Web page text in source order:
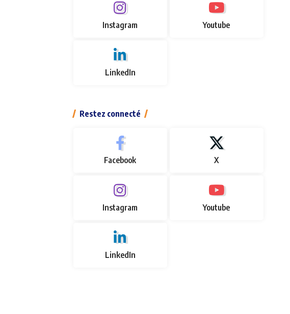
Instagram Youtube
LinkedIn
Restez connecté
Facebook X
Instagram Youtube
LinkedIn